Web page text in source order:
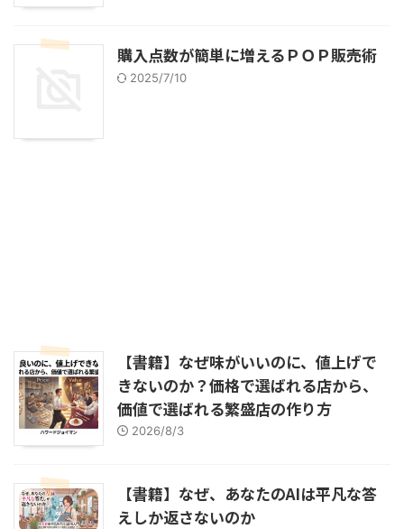
購入点数が簡単に増えるＰＯＰ販売術
2025/7/10
【書籍】なぜ味がいいのに、値上げで
きないのか？価格で選ばれる店から、
価値で選ばれる繁盛店の作り方
2026/8/3
【書籍】なぜ、あなたのAIは平凡な答
えしか返さないのか